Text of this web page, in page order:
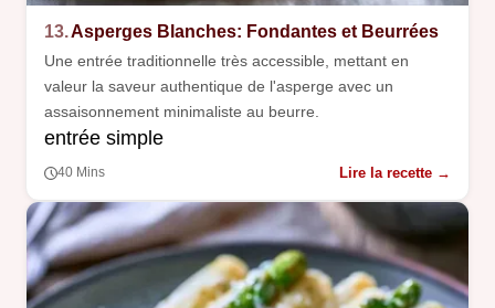
13.Asperges Blanches: Fondantes et Beurrées
Une entrée traditionnelle très accessible, mettant en
valeur la saveur authentique de l'asperge avec un
assaisonnement minimaliste au beurre.
entrée simple
40 Mins Lire la recette →